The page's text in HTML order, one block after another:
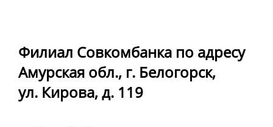
Филиал Совкомбанка по адресу
Амурская обл., г. Белогорск,
ул. Кирова, д. 119